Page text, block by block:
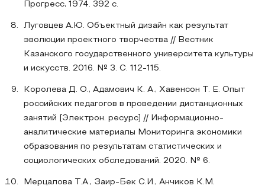
Прогресс, 1974. 392 с.
Луговцев А.Ю. Объектный дизайн как результат
эволюции проектного творчества // Вестник
Казанского государственного университета культуры
и искусств. 2016. № 3. С. 112-115.
Королева Д. О., Адамович К. А., Хавенсон Т. Е. Опыт
российских педагогов в проведении дистанционных
занятий [Электрон. ресурс] // Информационно-
аналитические материалы Мониторинга экономики
образования по результатам статистических и
социологических обследований. 2020. № 6.
Мерцалова Т.А., Заир-Бек С.И., Анчиков К.М.